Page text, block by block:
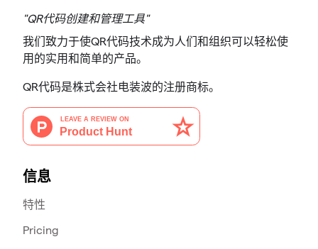
"QR代码创建和管理工具"
我们致力于使QR代码技术成为人们和组织可以轻松使
用的实用和简单的产品。
QR代码是株式会社电装波的注册商标。
信息
特性
Pricing